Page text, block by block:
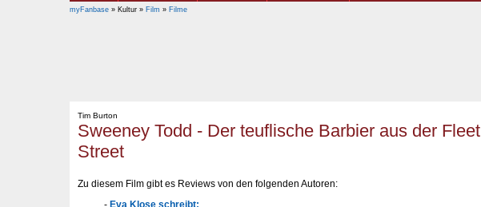
myFanbase » Kultur » Film » Filme
Tim Burton
Sweeney Todd - Der teuflische Barbier aus der Fleet
Street
Zu diesem Film gibt es Reviews von den folgenden Autoren: